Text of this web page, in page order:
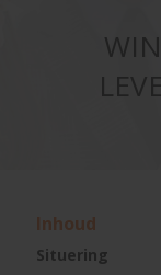
Inhoud
Situering